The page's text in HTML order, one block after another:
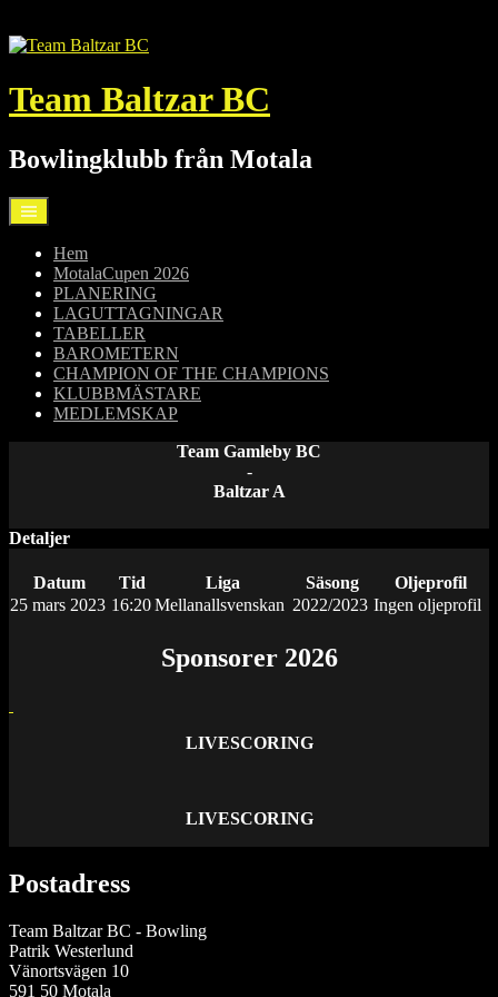
till
Team Baltzar BC
Bowlingklubb från Motala
Hem
MotalaCupen 2026
PLANERING
LAGUTTAGNINGAR
TABELLER
BAROMETERN
CHAMPION OF THE CHAMPIONS
KLUBBMÄSTARE
MEDLEMSKAP
Team Gamleby BC
-
Baltzar A
Detaljer
Datum Tid Liga Säsong
Oljeprofil
25 mars 2023 16:20Mellanallsvenskan 2022/2023 Ingen oljeprofil
Sponsorer 2026
LIVESCORING
LIVESCORING
Postadress
Team Baltzar BC - Bowling
Patrik Westerlund
Vänortsvägen 10
591 50 Motala